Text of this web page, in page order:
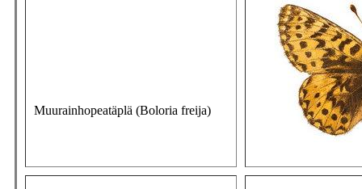
Muurainhopeatäplä (Boloria freija)